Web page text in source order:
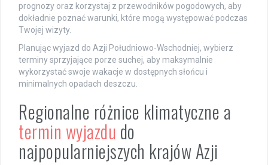
prognozy oraz korzystaj z przewodników pogodowych, aby
dokładnie poznać warunki, które mogą występować podczas
Twojej wizyty.
Planując wyjazd do Azji Południowo-Wschodniej, wybierz
terminy sprzyjające porze suchej, aby maksymalnie
wykorzystać swoje wakacje w dostępnych słońcu i
minimalnych opadach deszczu.
Regionalne różnice klimatyczne a
termin wyjazdu do
najpopularniejszych krajów Azji